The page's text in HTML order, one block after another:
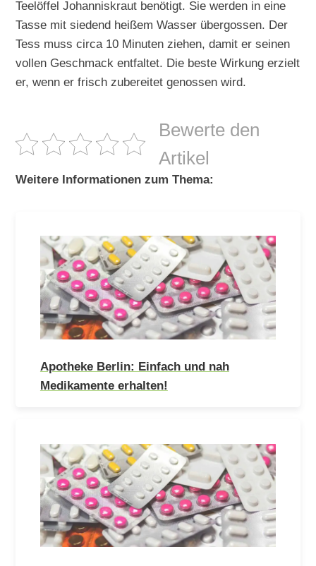
Teelöffel Johanniskraut benötigt. Sie werden in eine
Tasse mit siedend heißem Wasser übergossen. Der
Tess muss circa 10 Minuten ziehen, damit er seinen
vollen Geschmack entfaltet. Die beste Wirkung erzielt
er, wenn er frisch zubereitet genossen wird.
Bewerte den
Artikel
Weitere Informationen zum Thema:
Apotheke Berlin: Einfach und nah
Medikamente erhalten!